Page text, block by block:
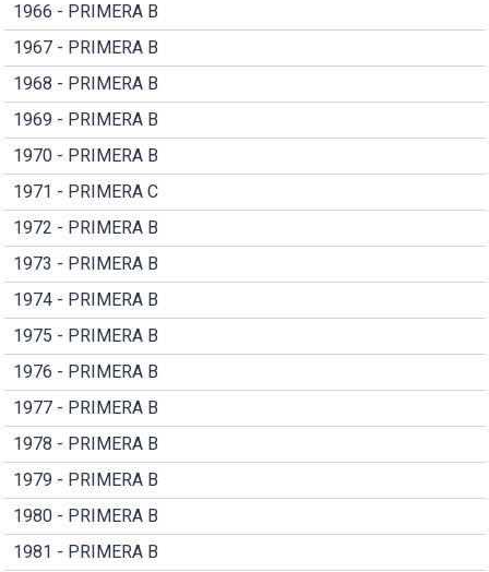
1966 - PRIMERA B
1967 - PRIMERA B
1968 - PRIMERA B
1969 - PRIMERA B
1970 - PRIMERA B
1971 - PRIMERA C
1972 - PRIMERA B
1973 - PRIMERA B
1974 - PRIMERA B
1975 - PRIMERA B
1976 - PRIMERA B
1977 - PRIMERA B
1978 - PRIMERA B
1979 - PRIMERA B
1980 - PRIMERA B
1981 - PRIMERA B